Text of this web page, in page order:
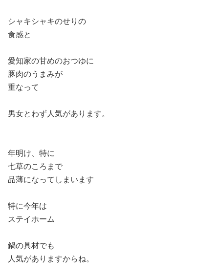
シャキシャキのせりの
食感と
愛知家の甘めのおつゆに
豚肉のうまみが
重なって
男女とわず人気があります。
年明け、特に
七草のころまで
品薄になってしまいます
特に今年は
ステイホーム
鍋の具材でも
人気がありますからね。